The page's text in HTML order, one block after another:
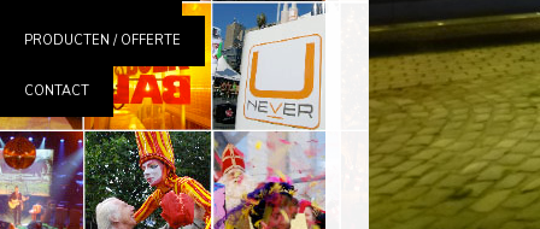
PRODUCTEN / OFFERTE
CONTACT